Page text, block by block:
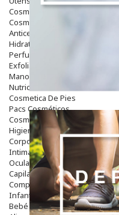
Cosmética Capilar
Cosmética Corporal
Anticelulíticos
Hidratantes Corporales
Perfumes Y Colonias
Exfoliantes Corporales
Manos Y Uñas
Nutricosmética
Cosmetica De Pies
Pacs Cosméticos
Cosmetica Facial Piel Sensible
Higiene
Corporal
Intima
Ocular
Capilar
Complementos
Infantil
Bebé